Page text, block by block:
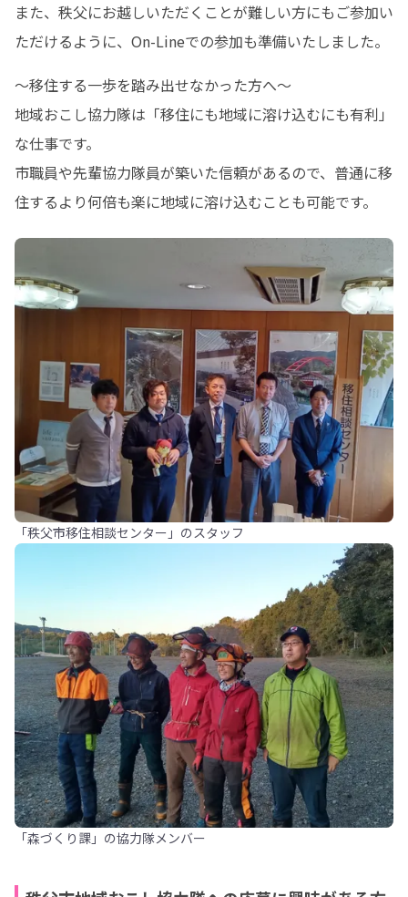
また、秩父にお越しいただくことが難しい方にもご参加い
ただけるように、On-Lineでの参加も準備いたしました。
〜移住する一歩を踏み出せなかった方へ〜
地域おこし協力隊は「移住にも地域に溶け込むにも有利」
な仕事です。
市職員や先輩協力隊員が築いた信頼があるので、普通に移
住するより何倍も楽に地域に溶け込むことも可能です。
「秩父市移住相談センター」のスタッフ
「森づくり課」の協力隊メンバー